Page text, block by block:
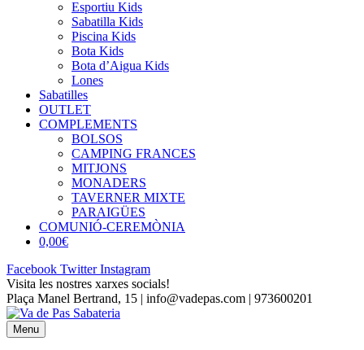
Esportiu Kids
Sabatilla Kids
Piscina Kids
Bota Kids
Bota d’Aigua Kids
Lones
Sabatilles
OUTLET
COMPLEMENTS
BOLSOS
CAMPING FRANCES
MITJONS
MONADERS
TAVERNER MIXTE
PARAIGÜES
COMUNIÓ-CEREMÒNIA
0,00€
Facebook Twitter Instagram
Visita les nostres xarxes socials!
Plaça Manel Bertrand, 15 | info@vadepas.com | 973600201
Menu